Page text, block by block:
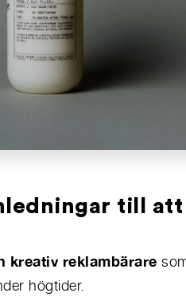
till
kreativ reklambärare
högtider.